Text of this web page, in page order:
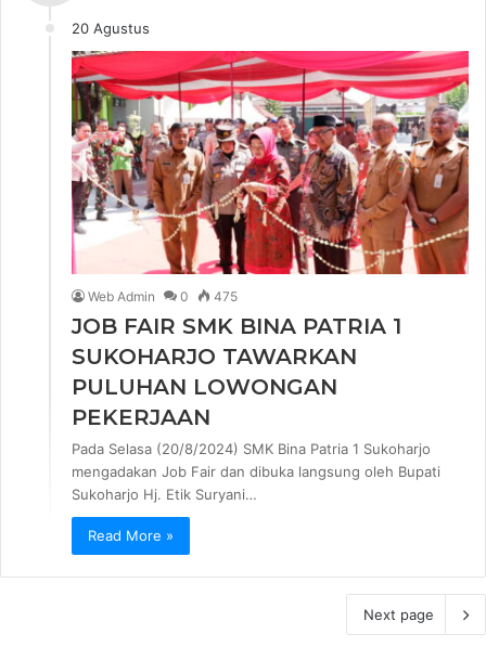
20 Agustus
Web Admin 0 475
JOB FAIR SMK BINA PATRIA 1
SUKOHARJO TAWARKAN
PULUHAN LOWONGAN
PEKERJAAN
Pada Selasa (20/8/2024) SMK Bina Patria 1 Sukoharjo
mengadakan Job Fair dan dibuka langsung oleh Bupati
Sukoharjo Hj. Etik Suryani…
Read More »
Next page